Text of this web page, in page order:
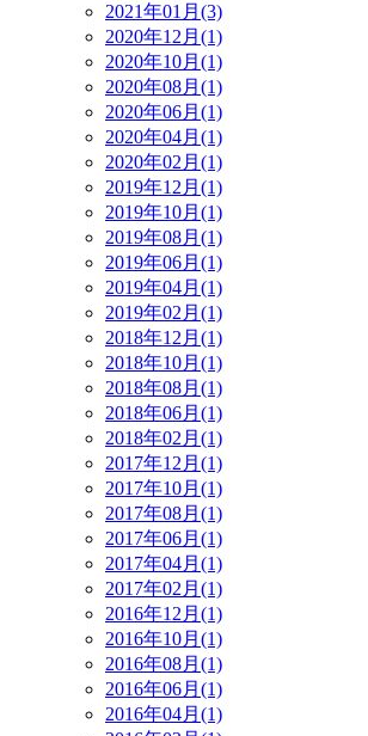
2021年01月(3)
2020年12月(1)
2020年10月(1)
2020年08月(1)
2020年06月(1)
2020年04月(1)
2020年02月(1)
2019年12月(1)
2019年10月(1)
2019年08月(1)
2019年06月(1)
2019年04月(1)
2019年02月(1)
2018年12月(1)
2018年10月(1)
2018年08月(1)
2018年06月(1)
2018年02月(1)
2017年12月(1)
2017年10月(1)
2017年08月(1)
2017年06月(1)
2017年04月(1)
2017年02月(1)
2016年12月(1)
2016年10月(1)
2016年08月(1)
2016年06月(1)
2016年04月(1)